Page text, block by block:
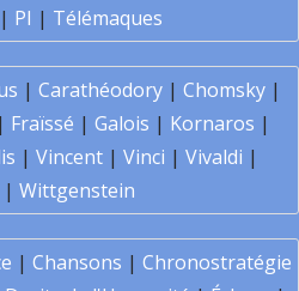
| PI | Télémaques
| Carathéodory| Chomsky|
| Fraïssé | Galois | Kornaros |
| Vincent | Vinci | Vivaldi |
| Wittgenstein
| Chansons | Chronostratégie